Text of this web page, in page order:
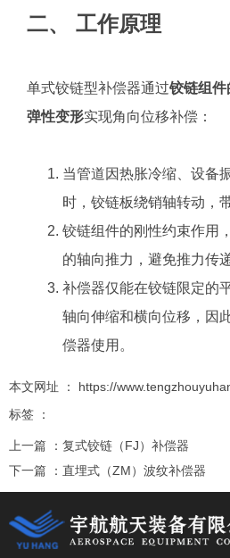
二、 工作原理
单式铰链型补偿器通过铰链组件
弹性变形实现角向位移补偿：
当管道因热胀冷缩、设备
时，铰链板绕销轴转动，
铰链组件的刚性约束作用
的轴向推力，避免推力传
补偿器仅能在铰链限定的
轴向伸缩和横向位移，因
偿器使用。
本文网址 ： https://
标签 ：
上一篇 ： 复式铰链（FJ）补偿器
下一篇 ： 直埋式（ZM）波纹补偿器
相关推荐